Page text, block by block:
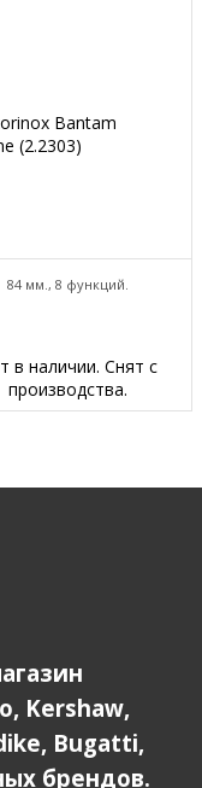
84 мм., 8 функций.
в наличии. Снят с
производства.
Kershaw,
Bugatti,
брендов.